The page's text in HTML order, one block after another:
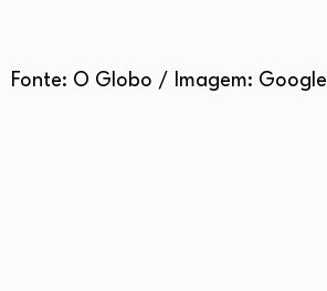
Fonte: O Globo / Imagem: Google